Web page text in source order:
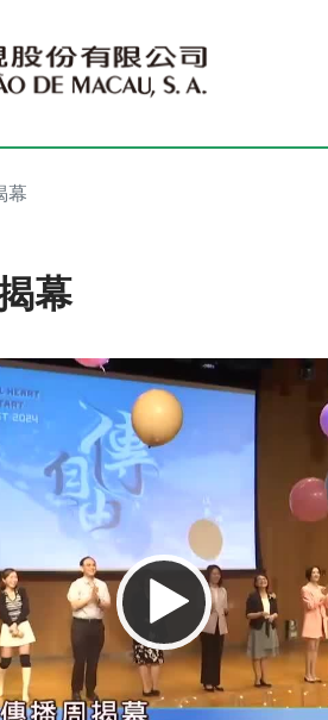
幕
幕